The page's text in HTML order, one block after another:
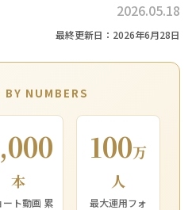
2026.05.18
最終更新日：2026年6月28日
BY NUMBERS
本
ート動画 累
100万
人
最大運用フォ